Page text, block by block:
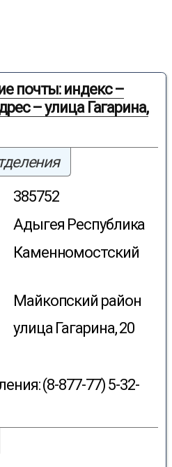
почты: индекс –
– улица Гагарина,
385752
Адыгея Республика
Каменномостский
Майкопский район
улица Гагарина, 20
(8-877-77) 5-32-